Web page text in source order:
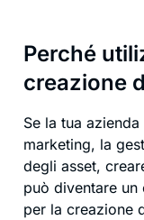
Perché
creazione
Se la tua
marketing, la
degli asset,
può diventare
per la creazione